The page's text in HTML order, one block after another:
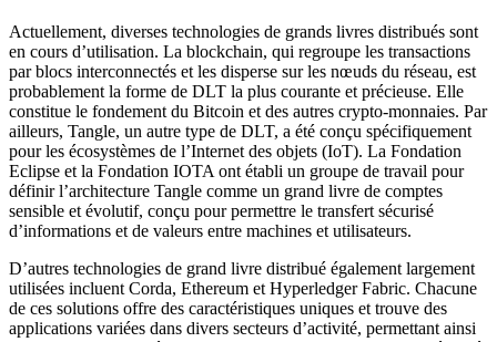
Actuellement, diverses technologies de grands livres distribués sont
en cours d’utilisation. La blockchain, qui regroupe les transactions
par blocs interconnectés et les disperse sur les nœuds du réseau, est
probablement la forme de DLT la plus courante et précieuse. Elle
constitue le fondement du Bitcoin et des autres crypto-monnaies. Par
ailleurs, Tangle, un autre type de DLT, a été conçu spécifiquement
pour les écosystèmes de l’Internet des objets (IoT). La Fondation
Eclipse et la Fondation IOTA ont établi un groupe de travail pour
définir l’architecture Tangle comme un grand livre de comptes
sensible et évolutif, conçu pour permettre le transfert sécurisé
d’informations et de valeurs entre machines et utilisateurs.
D’autres technologies de grand livre distribué également largement
utilisées incluent Corda, Ethereum et Hyperledger Fabric. Chacune
de ces solutions offre des caractéristiques uniques et trouve des
applications variées dans divers secteurs d’activité, permettant ainsi